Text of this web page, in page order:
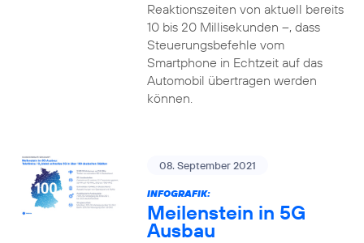
Reaktionszeiten von aktuell bereits
10 bis 20 Millisekunden –, dass
Steuerungsbefehle vom
Smartphone in Echtzeit auf das
Automobil übertragen werden
können.
08. September 2021
INFOGRAFIK:
Meilenstein in 5G
Ausbau